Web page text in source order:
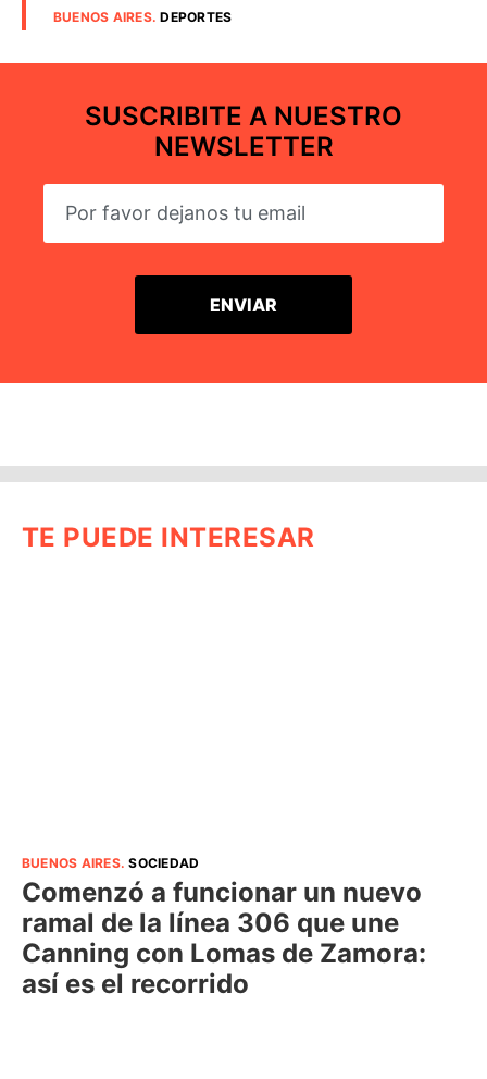
BUENOS AIRES.DEPORTES
SUSCRIBITE A NUESTRO
NEWSLETTER
TE PUEDE INTERESAR
BUENOS AIRES.SOCIEDAD
Comenzó a funcionar un nuevo
ramal de la línea 306 que une
Canning con Lomas de Zamora:
así es el recorrido